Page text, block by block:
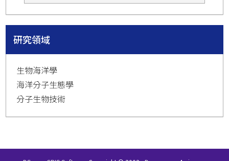
研究領域
生物海洋學
海洋分子生態學
分子生物技術